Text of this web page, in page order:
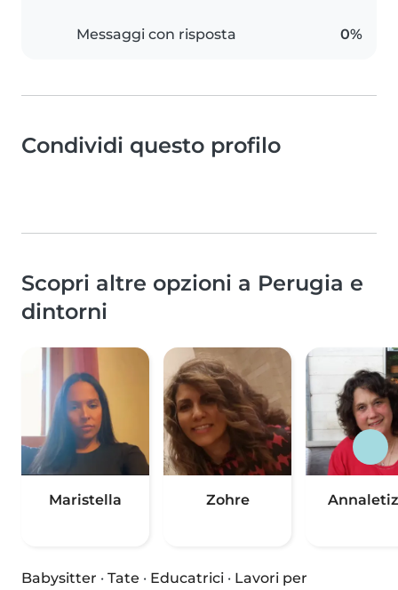
Messaggi con risposta 0%
Condividi questo profilo
Scopri altre opzioni a Perugia e
dintorni
Maristella Zohre
Babysitter · Tate · Educatrici · Lavori per